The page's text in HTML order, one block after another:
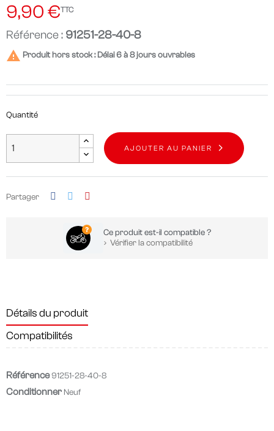
9,90 €TTC
Référence : 91251-28-40-8
 Produit hors stock : Délai 6 à 8 jours ouvrables
Quantité
AJOUTER AU PANIER
Partager
Ce produit est-il compatible ?
Vérifier la compatibilité
Détails du produit
Compatibilités
Référence91251-28-40-8
Conditionner Neuf